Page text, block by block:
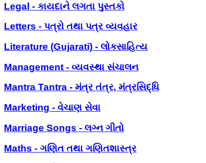
Legal - કાયદાને લગતા પુસ્તકો
Letters - પત્રો તથા પત્ર વ્યવહાર
Literature (Gujarati) - લોકસાહિત્ય
Management - વ્યવસ્થા સંચાલન
Mantra Tantra - મંત્ર તંત્ર, મંત્રસિદ્ધિ
Marketing - વેચાણ સેવા
Marriage Songs - લગ્ન ગીતો
Maths - ગણિત તથા ગણિતશાસ્ત્ર